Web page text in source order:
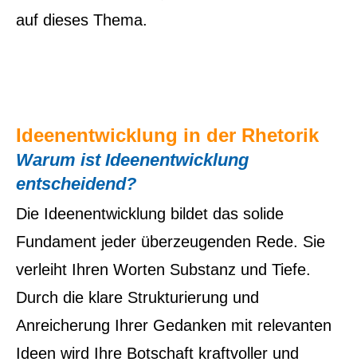
auf dieses Thema.
Ideenentwicklung in der Rhetorik
Warum ist Ideenentwicklung
entscheidend?
Die Ideenentwicklung bildet das solide
Fundament jeder überzeugenden Rede. Sie
verleiht Ihren Worten Substanz und Tiefe.
Durch die klare Strukturierung und
Anreicherung Ihrer Gedanken mit relevanten
Ideen wird Ihre Botschaft kraftvoller und